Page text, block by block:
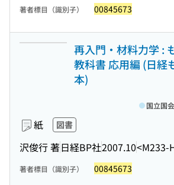
著者標目（識別子） 00845673
再入門・材料力学 :
教科書 応用編 (日経
本)
紙 図書
沢俊行 著日経BP社2007.10<M233-
国立国
著者標目（識別子） 00845673